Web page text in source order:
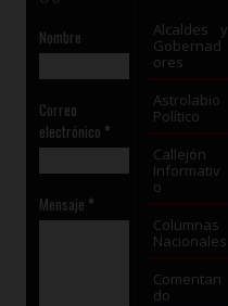
Nombre
Correo
electrónico *
Mensaje *
Alcaldes y
Gobernad
ores
Astrolabio
Político
Callejón
Informativ
o
Columnas
Nacionales
Comentan
do